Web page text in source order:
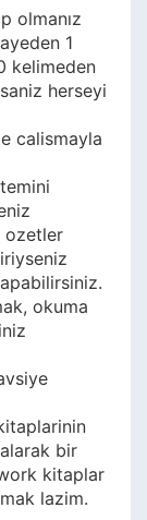
olmanız
1
kelimeden
herseyi
calismayla
ozetler
okuma
bir
kitaplar
lazim.